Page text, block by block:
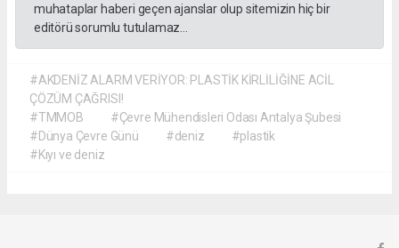
muhataplar haberi geçen ajanslar olup sitemizin hiç bir
editörü sorumlu tutulamaz...
#AKDENİZ ALARM VERİYOR: PLASTİK KİRLİLİĞİNE ACİL
ÇÖZÜM ÇAĞRISI!
#TMMOB
#Çevre Mühendisleri Odası Antalya Şubesi
#Dünya Çevre Günü
#deniz
#plastik
#Kıyı ve deniz